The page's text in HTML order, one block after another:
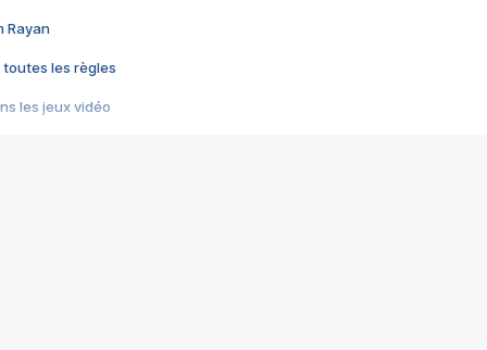
Rayan
toutes les règles
les jeux vidéo